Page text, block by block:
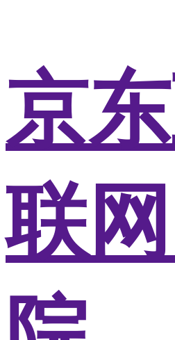
京
联